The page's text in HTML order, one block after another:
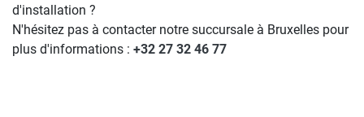
d'installation ?
N'hésitez pas à contacter notre succursale à Bruxelles pour
plus d'informations : +32 27 32 46 77